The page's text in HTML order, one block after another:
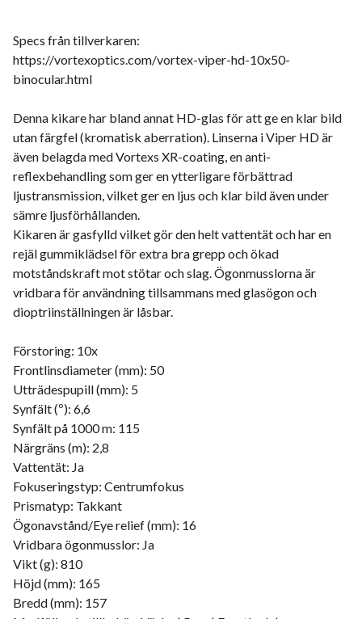
Specs från tillverkaren:
https://vortexoptics.com/vortex-viper-hd-10x50-
binocular.html
Denna kikare har bland annat HD-glas för att ge en klar bild
utan färgfel (kromatisk aberration). Linserna i Viper HD är
även belagda med Vortexs XR-coating, en anti-
reflexbehandling som ger en ytterligare förbättrad
ljustransmission, vilket ger en ljus och klar bild även under
sämre ljusförhållanden.
Kikaren är gasfylld vilket gör den helt vattentät och har en
rejäl gummiklädsel för extra bra grepp och ökad
motståndskraft mot stötar och slag. Ögonmusslorna är
vridbara för användning tillsammans med glasögon och
dioptriinställningen är låsbar.
Förstoring: 10x
Frontlinsdiameter (mm): 50
Utträdespupill (mm): 5
Synfält (º): 6,6
Synfält på 1000 m: 115
Närgräns (m): 2,8
Vattentät: Ja
Fokuseringstyp: Centrumfokus
Prismatyp: Takkant
Ögonavstånd/Eye relief (mm): 16
Vridbara ögonmusslor: Ja
Vikt (g): 810
Höjd (mm): 165
Bredd (mm): 157